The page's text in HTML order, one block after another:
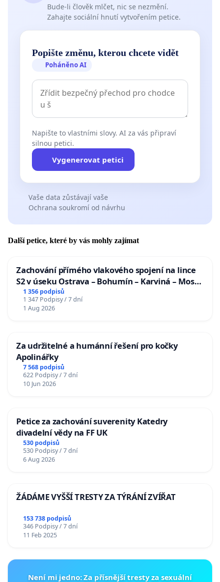
Bude-li člověk mlčet, nic se nezmění.
Zahajte sociální hnutí vytvořením petice.
Popište změnu, kterou chcete vidět
Poháněno AI
Napište to vlastními slovy. AI za vás připraví
silnou petici.
Vygenerovat petici
Vaše data zůstávají vaše
Ochrana soukromí od návrhu
Další petice, které by vás mohly zajímat
Zachování přímého vlakového spojení na lince
S2 v úseku Ostrava – Bohumín – Karviná – Mosty
u Jablunkova
1 356 podpisů
1 347 Podpisy / 7 dní
1 Aug 2026
Za udržitelné a humánní řešení pro kočky
Apolinářky
7 568 podpisů
622 Podpisy / 7 dní
10 Jun 2026
Petice za zachování suverenity Katedry
divadelní vědy na FF UK
530 podpisů
530 Podpisy / 7 dní
6 Aug 2026
ŽÁDÁME VYŠŠÍ TRESTY ZA TÝRÁNÍ ZVÍŘAT
153 738 podpisů
346 Podpisy / 7 dní
11 Feb 2025
Není mi jedno: Za přísnější tresty za sexuální